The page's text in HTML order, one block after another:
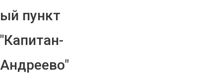
ый пункт
"Капитан-
Андреево"